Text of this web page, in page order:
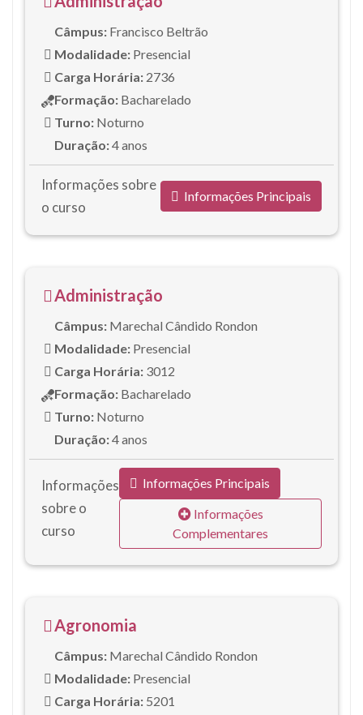
Câmpus: Francisco Beltrão
Modalidade: Presencial
Carga Horária: 2736
Formação: Bacharelado
Turno: Noturno
Duração:4 anos
Informações sobre
o curso
Informações Principais
Administração
Câmpus: Marechal Cândido Rondon
Modalidade: Presencial
Carga Horária: 3012
Formação: Bacharelado
Turno: Noturno
Duração:4 anos
Informações
sobre o
curso
Informações Principais
Informações
Complementares
Agronomia
Câmpus: Marechal Cândido Rondon
Modalidade: Presencial
Carga Horária: 5201